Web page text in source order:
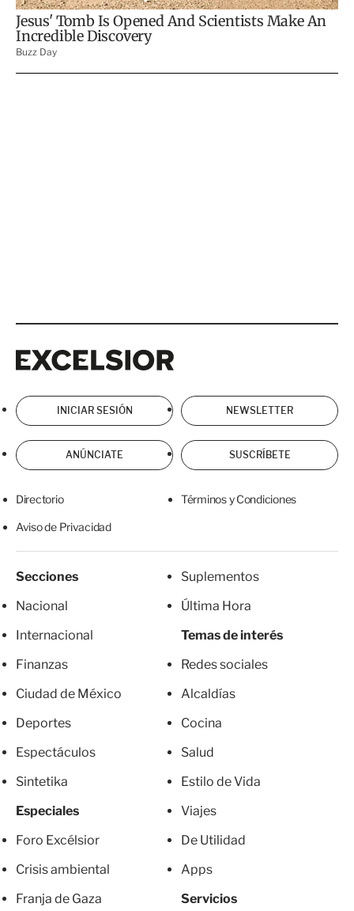
INICIAR SESIÓN NEWSLETTER
ANÚNCIATE SUSCRÍBETE
Directorio Términos y Condiciones
Aviso de Privacidad
Secciones
Nacional
Internacional
Finanzas
Ciudad de México
Deportes
Espectáculos
Sintetika
Especiales
Foro Excélsior
Crisis ambiental
Franja de Gaza
Suplementos
Última Hora
Temas de interés
Redes sociales
Alcaldías
Cocina
Salud
Estilo de Vida
Viajes
De Utilidad
Apps
Servicios